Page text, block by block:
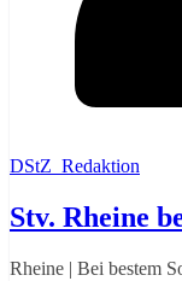
DStZ_Redaktion
Stv. Rheine
Rheine | Bei bestem